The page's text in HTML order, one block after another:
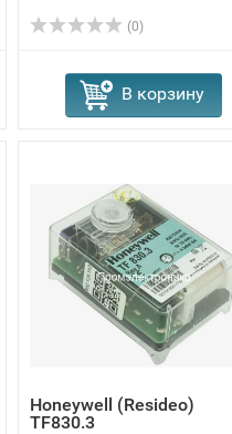
(0)
В корзину
Honeywell (Resideo)
TF830.3